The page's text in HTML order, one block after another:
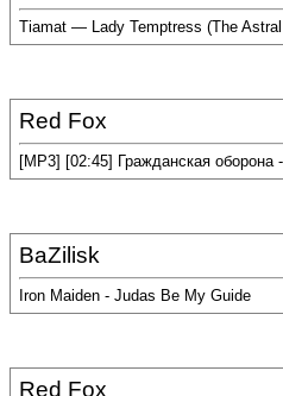
Tiamat — Lady Temptress (The
Red Fox
[MP3] [02:45] Гражданская
BaZilisk
Iron Maiden - Judas Be My Guide
Red Fox